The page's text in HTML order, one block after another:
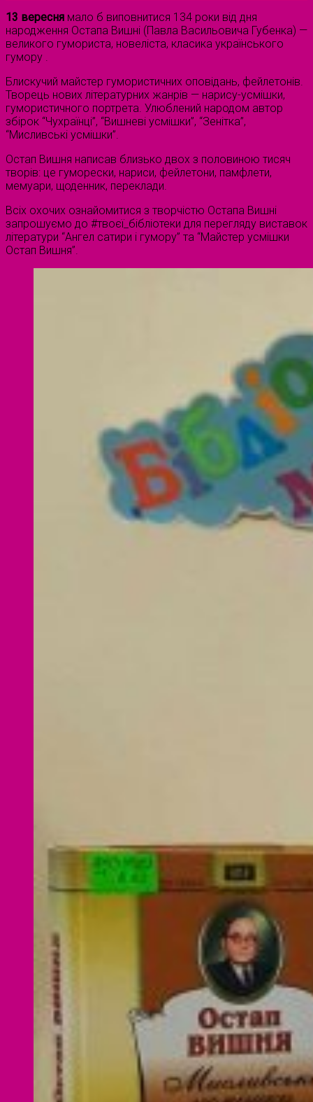
13 вересня мало б виповнитися 134 роки від дня
народження Остапа Вишні (Павла Васильовича Губенка) —
великого гумориста, новеліста, класика українського
гумору .
Блискучий майстер гумористичних оповідань, фейлетонів.
Творець нових літературних жанрів — нарису-усмішки,
гумористичного портрета. Улюблений народом автор
збірок “Чухраїнці”, “Вишневі усмішки”, “Зенітка”,
“Мисливські усмішки”.
Остап Вишня написав близько двох з половиною тисяч
творів: це гуморески, нариси, фейлетони, памфлети,
мемуари, щоденник, переклади.
Всіх охочих ознайомитися з творчістю Остапа Вишні
запрошуємо до #твоєї_бібліотеки для перегляду виставок
літератури “Ангел сатири і гумору” та “Майстер усмішки
Остап Вишня”.